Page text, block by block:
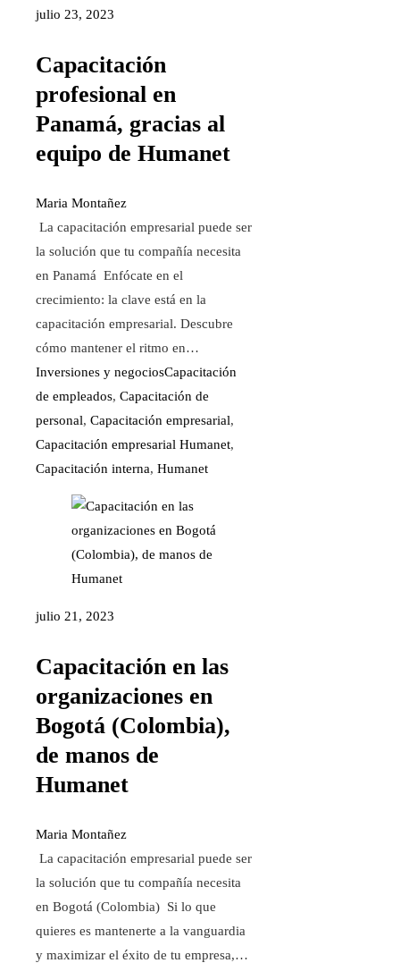
julio 23, 2023
Capacitación
profesional en
Panamá, gracias al
equipo de Humanet
Maria Montañez
La capacitación empresarial puede ser
la solución que tu compañía necesita
en Panamá Enfócate en el
crecimiento: la clave está en la
capacitación empresarial. Descubre
cómo mantener el ritmo en…
Inversiones y negociosCapacitación
de empleados, Capacitación de
personal, Capacitación empresarial,
Capacitación empresarial Humanet,
Capacitación interna, Humanet
julio 21, 2023
Capacitación en las
organizaciones en
Bogotá (Colombia),
de manos de
Humanet
Maria Montañez
La capacitación empresarial puede ser
la solución que tu compañía necesita
en Bogotá (Colombia) Si lo que
quieres es mantenerte a la vanguardia
y maximizar el éxito de tu empresa,…